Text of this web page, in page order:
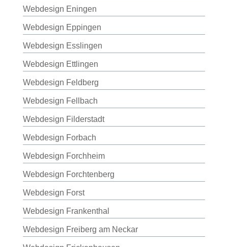
Webdesign Eningen
Webdesign Eppingen
Webdesign Esslingen
Webdesign Ettlingen
Webdesign Feldberg
Webdesign Fellbach
Webdesign Filderstadt
Webdesign Forbach
Webdesign Forchheim
Webdesign Forchtenberg
Webdesign Forst
Webdesign Frankenthal
Webdesign Freiberg am Neckar